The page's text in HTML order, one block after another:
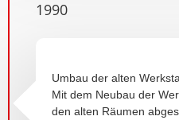
Umbau der alten
Mit dem Neubau der
den alten Räumen
1990